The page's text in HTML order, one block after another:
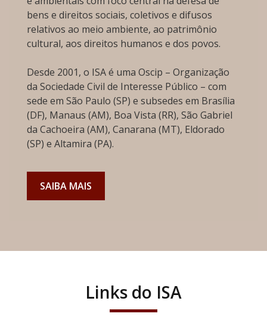
bens e direitos sociais, coletivos e difusos
relativos ao meio ambiente, ao patrimônio
cultural, aos direitos humanos e dos povos.
Desde 2001, o ISA é uma Oscip – Organização
da Sociedade Civil de Interesse Público – com
sede em São Paulo (SP) e subsedes em Brasília
(DF), Manaus (AM), Boa Vista (RR), São Gabriel
da Cachoeira (AM), Canarana (MT), Eldorado
(SP) e Altamira (PA).
SAIBA MAIS
Links do ISA